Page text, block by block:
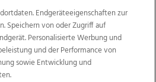
Medienhauses Wimmer
OÖNow
Ischler Woche
OÖN Immobilien
Reise
Promenaden Galerien
wasistlos.at
Endgeräteeigenschaften zur
Speichern von oder Zugriff auf
Personalisierte Werbung und
und der Performance von
sowie Entwicklung und